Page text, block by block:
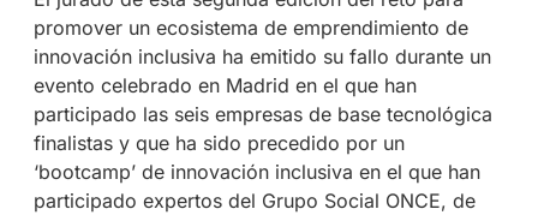
promover un ecosistema de emprendimiento de
innovación inclusiva ha emitido su fallo durante un
evento celebrado en Madrid en el que han
participado las seis empresas de base tecnológica
finalistas y que ha sido precedido por un
‘bootcamp’ de innovación inclusiva en el que han
participado expertos del Grupo Social ONCE, de